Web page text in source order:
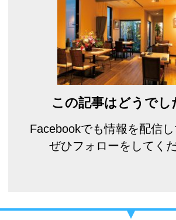
この記事はどうでし
Facebookでも情報を配信し
ぜひフォローをしてくだ